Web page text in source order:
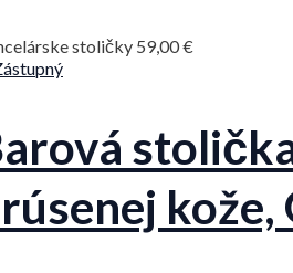
stoličky 59,00€
kože,